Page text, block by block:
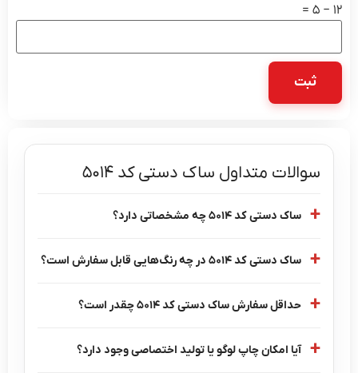
12 − 5 =
سوالات متداول ساک دستی کد 5014
ساک دستی کد 5014 چه مشخصاتی دارد؟
ساک دستی کد 5014 در چه رنگ‌هایی قابل سفارش است؟
حداقل سفارش ساک دستی کد 5014 چقدر است؟
آیا امکان چاپ لوگو یا تولید اختصاصی وجود دارد؟